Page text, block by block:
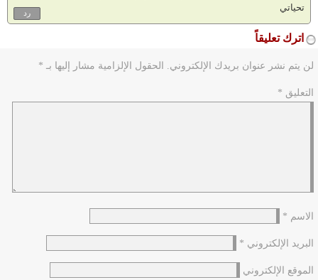
تحياتي
رد
اترك تعليقاً
لن يتم نشر عنوان بريدك الإلكتروني. الحقول الإلزامية مشار إليها بـ *
التعليق *
الاسم *
البريد الإلكتروني *
الموقع الإلكتروني